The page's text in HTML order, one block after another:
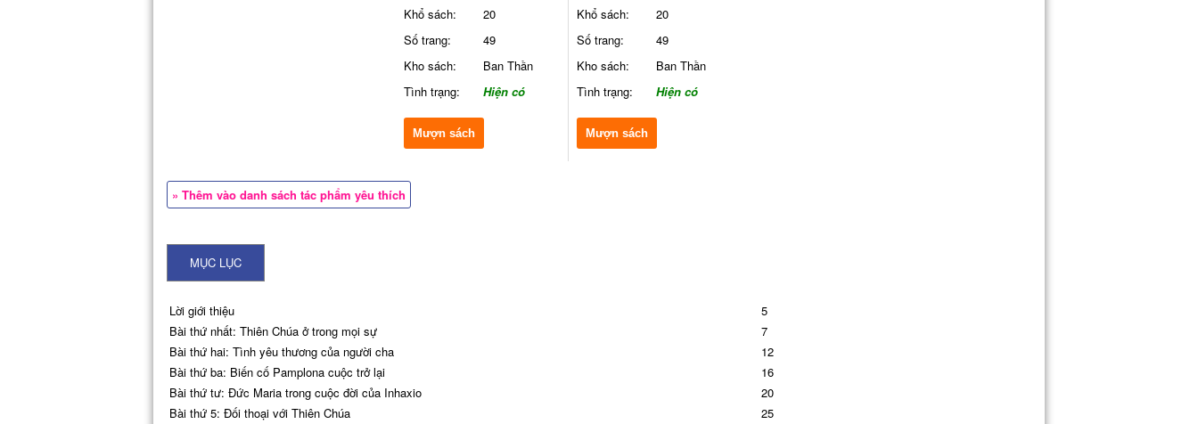
Khổ sách:
20
Số trang:
49
Kho sách:
Ban Thần
Tình trạng:
Hiện có
Mượn sách
Khổ sách:
20
Số trang:
49
Kho sách:
Ban Thần
Tình trạng:
Hiện có
Mượn sách
» Thêm vào danh sách tác phẩm yêu thích
MỤC LỤC
Lời giới thiệu
5
Bài thứ nhất: Thiên Chúa ở trong mọi sự
7
Bài thứ hai: Tình yêu thương của người cha
12
Bài thứ ba: Biến cố Pamplona cuộc trở lại
16
Bài thứ tư: Đức Maria trong cuộc đời của Inhaxio
20
Bài thứ 5: Đối thoại với Thiên Chúa
25